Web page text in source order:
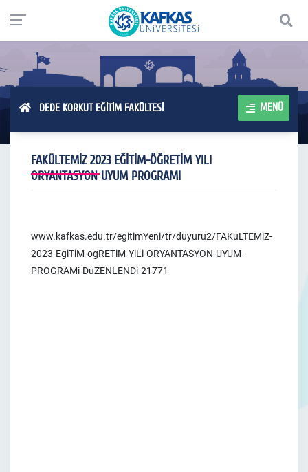
DEDE KORKUT EĞİTİM FAKÜLTESİ MENÜ
FAKÜLTEMİZ 2023 EĞİTİM-ÖĞRETİM YILI
ORYANTASYON UYUM PROGRAMI
www.kafkas.edu.tr/egitimYeni/tr/duyuru2/FAKuLTEMiZ-
2023-EgiTiM-ogRETiM-YiLi-ORYANTASYON-UYUM-
PROGRAMi-DuZENLENDi-21771